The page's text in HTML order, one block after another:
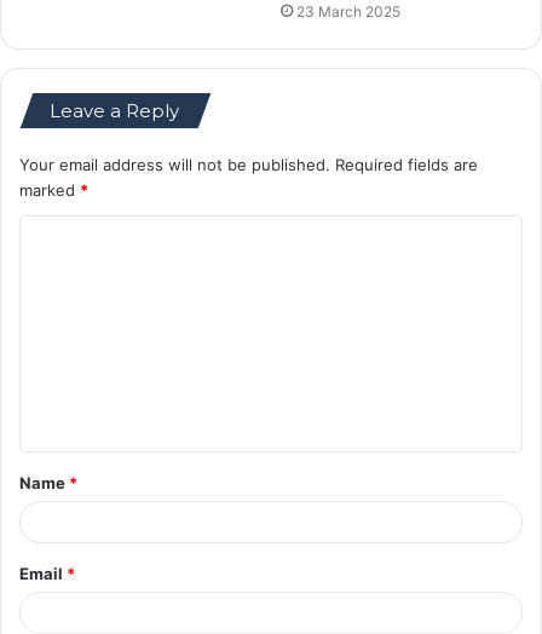
23 March 2025
Leave a Reply
Your email address will not be published. Required fields are
marked *
t
*
Name *
Email *